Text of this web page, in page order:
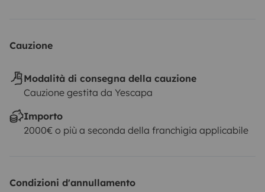
Cauzione
Modalità di consegna della cauzione
Cauzione gestita da Yescapa
Importo
2000€ o più a seconda della franchigia applicabile
Condizioni d'annullamento